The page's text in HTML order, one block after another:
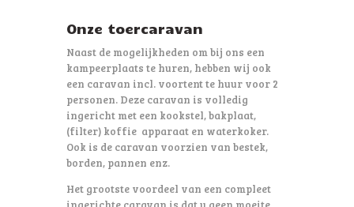
Onze toercaravan
Naast de mogelijkheden om bij ons een
kampeerplaats te huren, hebben wij ook
een caravan incl. voortent te huur voor 2
personen. Deze caravan is volledig
ingericht met een kookstel, bakplaat,
(filter) koffie apparaat en waterkoker.
Ook is de caravan voorzien van bestek,
borden, pannen enz.
Het grootste voordeel van een compleet